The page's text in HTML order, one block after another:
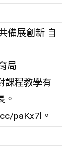
備展創新 自
局
課程教學有
。
paKx7l。